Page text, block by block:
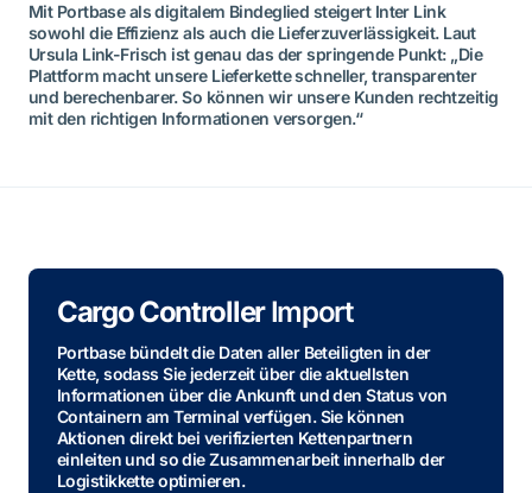
Mit Portbase als digitalem Bindeglied steigert Inter Link
sowohl die Effizienz als auch die Lieferzuverlässigkeit. Laut
Ursula Link-Frisch ist genau das der springende Punkt: „Die
Plattform macht unsere Lieferkette schneller, transparenter
und berechenbarer. So können wir unsere Kunden rechtzeitig
mit den richtigen Informationen versorgen.“
Cargo ControllerImport
Portbase bündelt die Daten aller Beteiligten in der
Kette, sodass Sie jederzeit über die aktuellsten
Informationen über die Ankunft und den Status von
Containern am Terminal verfügen. Sie können
Aktionen direkt bei verifizierten Kettenpartnern
einleiten und so die Zusammenarbeit innerhalb der
Logistikkette optimieren.